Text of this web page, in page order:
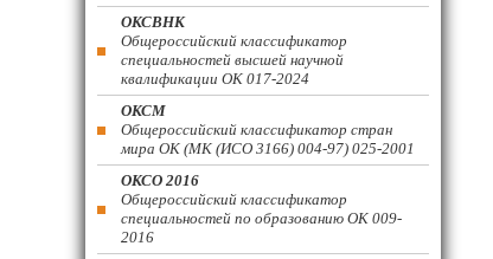
ОКСВНК
Общероссийский классификатор
специальностей высшей научной
квалификации ОК 017-2024
ОКСМ
Общероссийский классификатор стран
мира ОК (МК (ИСО 3166) 004-97) 025-2001
ОКСО 2016
Общероссийский классификатор
специальностей по образованию ОК 009-
2016